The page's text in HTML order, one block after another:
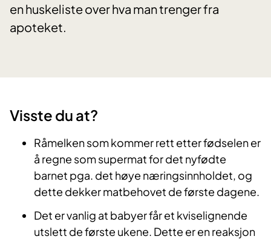
en huskeliste over hva man trenger fra
apoteket.
​Visste du at?
Råmelken som kommer rett etter fødselen er
å regne som supermat for det nyfødte
barnet pga. det høye næringsinnholdet, og
dette dekker matbehovet de første dagene.
Det er vanlig at babyer får et kviselignende
utslett de første ukene. Dette er en reaksjon